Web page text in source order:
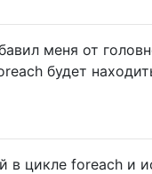
меня от
будет
​​цикле foreach и